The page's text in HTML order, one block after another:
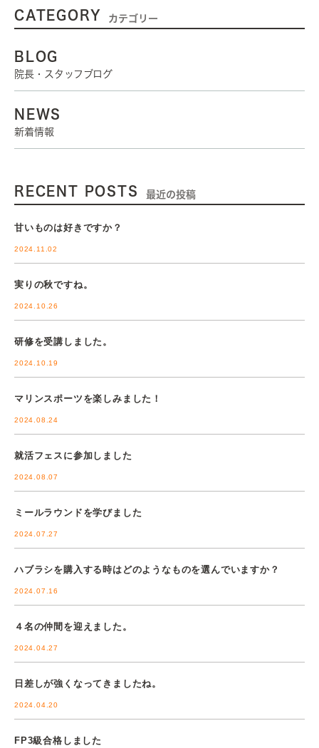
CATEGORY カテゴリー
BLOG
院長・スタッフブログ
NEWS
新着情報
RECENT POSTS 最近の投稿
甘いものは好きですか？
2024.11.02
実りの秋ですね。
2024.10.26
研修を受講しました。
2024.10.19
マリンスポーツを楽しみました！
2024.08.24
就活フェスに参加しました
2024.08.07
ミールラウンドを学びました
2024.07.27
ハブラシを購入する時はどのようなものを選んでいますか？
2024.07.16
４名の仲間を迎えました。
2024.04.27
日差しが強くなってきましたね。
2024.04.20
FP3級合格しました